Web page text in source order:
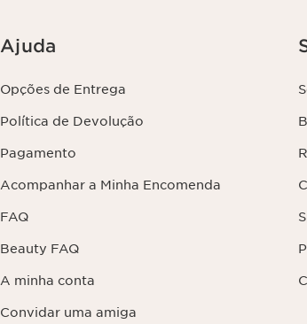
clicando aqui
Ajuda
Opções de Entrega
Política de Devolução
Pagamento
Acompanhar a Minha Encomenda
FAQ
Beauty FAQ
A minha conta
Convidar uma amiga